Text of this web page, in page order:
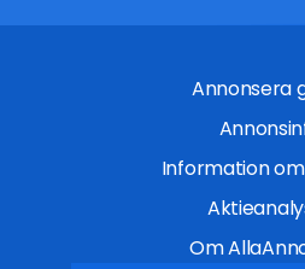
Annonsera
Information
Om